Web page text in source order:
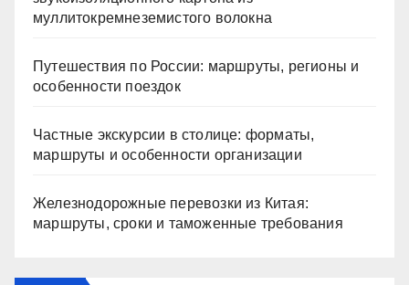
муллитокремнеземистого волокна
Путешествия по России: маршруты, регионы и
особенности поездок
Частные экскурсии в столице: форматы,
маршруты и особенности организации
Железнодорожные перевозки из Китая:
маршруты, сроки и таможенные требования